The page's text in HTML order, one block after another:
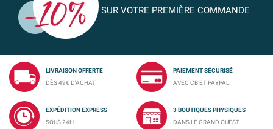
SUR VOTRE PREMIÈRE COMMANDE
LIVRAISON OFFERTE
DÈS 49€ D'ACHAT
PAIEMENT SÉCURISÉ
AVEC CB ET PAYPAL
EXPÉDITION EXPRESS
SOUS 24H
3 BOUTIQUES PHYSIQUES
DANS LE GRAND OUEST